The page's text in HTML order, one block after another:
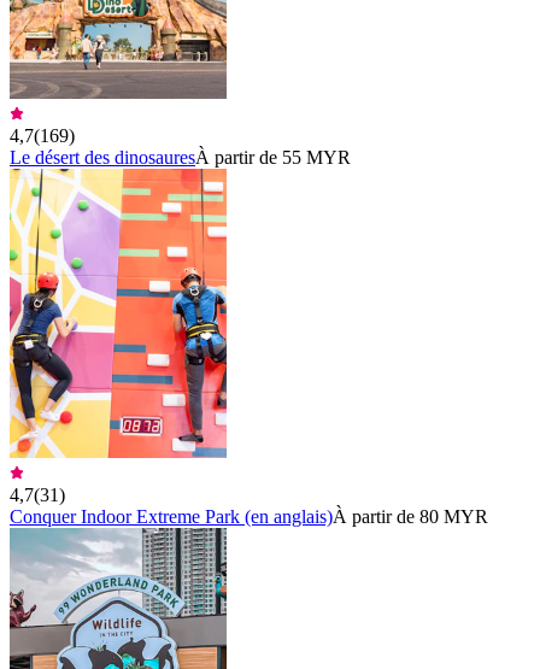
4,7(169)
Le désert des dinosauresÀ partir de 55 MYR
4,7(31)
Conquer Indoor Extreme Park (en anglais)À partir de 80 MYR